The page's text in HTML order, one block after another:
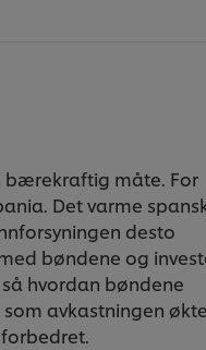
bærekraftig måte. For
Det varme
desto
bøndene og
hvordan bøndene
avkastningen økte